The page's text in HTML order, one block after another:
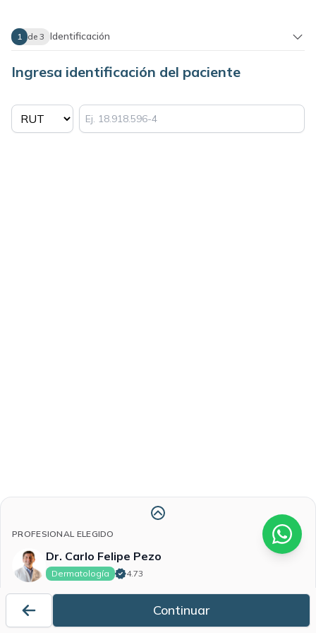
1 de 3 Identificación
Ingresa identificación del paciente
Atención inmediata
Intentaremos contactarte primero con
Si no está disponible, te contactaremos con el primer profesional
disponible.
Si no encontramos uno de inmediato, a los 20 minutos podrás elegir
un horario sugerido, y a los 20 minutos podrás cancelar la búsqueda.
PROFESIONAL ELEGIDO
Dr. Carlo Felipe Pezo
Dermatología 4.73